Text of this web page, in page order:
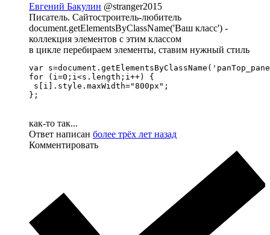
Евгений Бакулин @stranger2015
Писатель. Сайтостроитель-любитель
document.getElementsByClassName('Ваш класс') -
коллекция элементов с этим классом
в цикле перебираем элементы, ставим нужный стиль
var
for (i=0;i<s.length;i++) {
s[i].style.maxWidth="800px";
};
как-то так...
Ответ написан более трёх лет назад
Комментировать